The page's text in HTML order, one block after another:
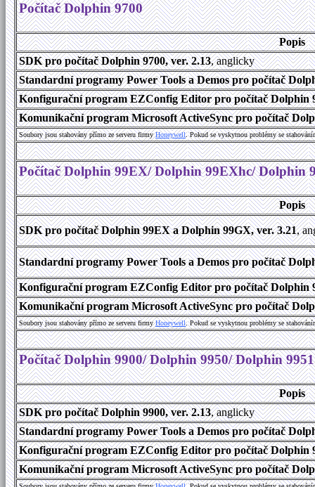
Počítač Dolphin 9700
Popis
SDK pro počítač Dolphin 9700, ver. 2.13, anglicky
Standardní programy Power Tools a Demos pro počítač
Konfigurační program EZConfig Editor pro počítač Dolphin
Komunikační program Microsoft ActiveSync pro počítač
Soubory jsou stahovány přímo ze serveru firmyHoneywell. Pokud se vyskytnou problémy se
Počítač Dolphin 99EX/ Dolphin 99EXhc/ Dolphin
Popis
SDK pro počítač Dolphin 99EX a Dolphin 99GX, ver. 3.21,
Standardní programy Power Tools a Demos pro počítač
Konfigurační program EZConfig Editor pro počítač Dolphin
Komunikační program Microsoft ActiveSync pro počítač
Soubory jsou stahovány přímo ze serveru firmyHoneywell. Pokud se vyskytnou problémy se
Počítač Dolphin 9900/ Dolphin 9950/ Dolphin 9951
Popis
SDK pro počítač Dolphin 9900, ver. 2.13, anglicky
Standardní programy Power Tools a Demos pro počítač
Konfigurační program EZConfig Editor pro počítač Dolphin
Komunikační program Microsoft ActiveSync pro počítač